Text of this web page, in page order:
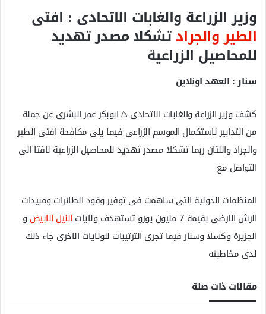
ا
وزير الزراعة والغابات الاتحادى : افتى
الطير والجرادتشكلا مصدر تهديد
للمحاصيل الزراعية
سنار : العهد اونلاين
كشف وزير الزراعة والغابات الاتحادى د/ ابوبكر عمر البشرى عن جملة
من التدابير لاستكمال الموسم الزراعى فيما يلى مكافحة افتى الطير
والجراد واللتان ربما تشكلا مصدر تهديد للمحاصيل الزراعية لافتا الى
التواصل مع
المنظمات الدولية التى ساهمت فى توفير وقود الطائرات ومبيدات
الرش الارضى بقيمة 7 مليون يورو تستهدف ولايات
النيل الابيضو
الجزيرة وكسلا وسنار فيما تجرى الترتيبات للولايات الاخرى جاء ذلك
لدى مخاطبته
مقالات ذات صلة